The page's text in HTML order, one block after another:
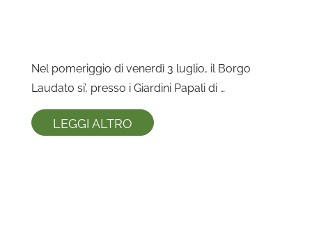
Nel pomeriggio di venerdì 3 luglio, il Borgo
Laudato si’, presso i Giardini Papali di
Castelgandolfo (Italia), ha accolto la ...
LEGGI ALTRO